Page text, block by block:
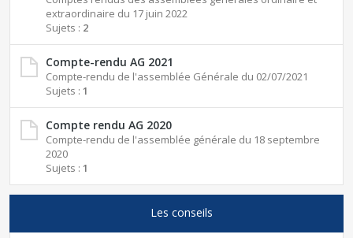
extraordinaire du 17 juin 2022
Sujets : 2
Compte-rendu AG 2021
Compte-rendu de l'assemblée Générale du 02/07/2021
Sujets : 1
Compte rendu AG 2020
Compte-rendu de l'assemblée générale du 18 septembre
2020
Sujets : 1
Les conseils